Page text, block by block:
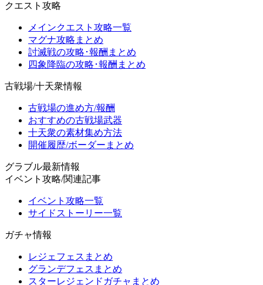
クエスト攻略
メインクエスト攻略一覧
マグナ攻略まとめ
討滅戦の攻略･報酬まとめ
四象降臨の攻略･報酬まとめ
古戦場/十天衆情報
古戦場の進め方/報酬
おすすめの古戦場武器
十天衆の素材集め方法
開催履歴/ボーダーまとめ
グラブル最新情報
イベント攻略/関連記事
イベント攻略一覧
サイドストーリー一覧
ガチャ情報
レジェフェスまとめ
グランデフェスまとめ
スターレジェンドガチャまとめ